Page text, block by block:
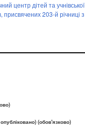
центр дітей та учнівської
присвячених 203-й річниці з
(обов'язково)